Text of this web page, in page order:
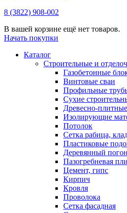
8 (3822) 908-002
В вашей корзине ещё нет товаров.
Начать покупки
Каталог
Строительные и
Газобетонные
Винтовые сваи
Профильные
Сухие
Древесно-
Изолирующие
Потолок
Сетка рабица,
Пластиковые
Деревянный
Пазогребневая
Цемент, гипс
Кирпич
Кровля
Проволока
Сетка фасадная